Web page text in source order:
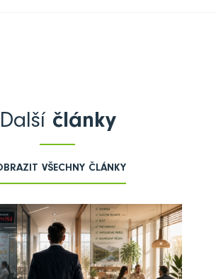
Další články
VŠECHNY ČLÁNKY